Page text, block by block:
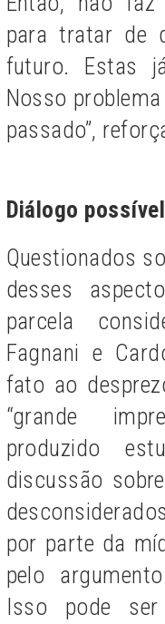
para tratar de
futuro. Estas
Nosso
passado”,
Diálogo possível
Questionados
desses
parcela
Fagnani e
fato ao
“grande
produzido
discussão
por parte da
pelo
Isso pode